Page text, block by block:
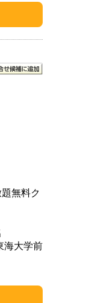
無料ク
海大学前